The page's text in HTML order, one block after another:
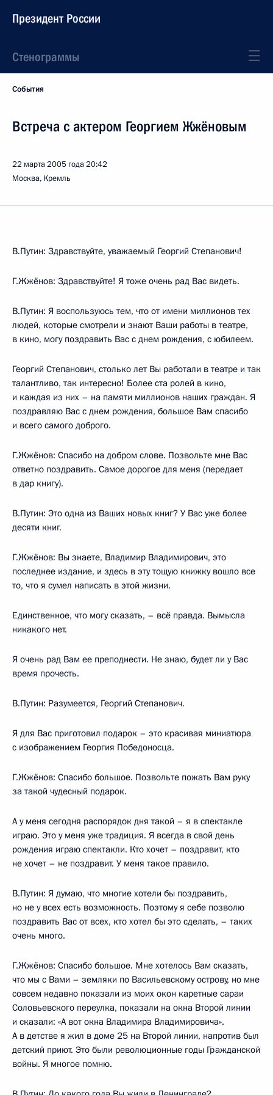
Президент России
Стенограммы
События
Встреча с актером Георгием Жжёновым
22 марта 2005 года20:42
Москва, Кремль
В.Путин: Здравствуйте, уважаемый Георгий Степанович!
Г.Жжёнов: Здравствуйте! Я тоже очень рад Вас видеть.
В.Путин: Я воспользуюсь тем, что от имени миллионов тех
людей, которые смотрели и знают Ваши работы в театре,
в кино, могу поздравить Вас с днем рождения, с юбилеем.
Георгий Степанович, столько лет Вы работали в театре и так
талантливо, так интересно! Более ста ролей в кино,
и каждая из них – на памяти миллионов наших граждан. Я
поздравляю Вас с днем рождения, большое Вам спасибо
и всего самого доброго.
Г.Жжёнов: Спасибо на добром слове. Позвольте мне Вас
ответно поздравить. Самое дорогое для меня (передает
в дар книгу).
В.Путин: Это одна из Ваших новых книг? У Вас уже более
десяти книг.
Г.Жжёнов: Вы знаете, Владимир Владимирович, это
последнее издание, и здесь в эту тощую книжку вошло все
то, что я сумел написать в этой жизни.
Единственное, что могу сказать, – всё правда. Вымысла
никакого нет.
Я очень рад Вам ее преподнести. Не знаю, будет ли у Вас
время прочесть.
В.Путин: Разумеется, Георгий Степанович.
Я для Вас приготовил подарок – это красивая миниатюра
с изображением Георгия Победоносца.
Г.Жжёнов: Спасибо большое. Позвольте пожать Вам руку
за такой чудесный подарок.
А у меня сегодня распорядок дня такой – я в спектакле
играю. Это у меня уже традиция. Я всегда в свой день
рождения играю спектакли. Кто хочет – поздравит, кто
не хочет – не поздравит. У меня такое правило.
В.Путин: Я думаю, что многие хотели бы поздравить,
но не у всех есть возможность. Поэтому я себе позволю
поздравить Вас от всех, кто хотел бы это сделать, – таких
очень много.
Г.Жжёнов: Спасибо большое. Мне хотелось Вам сказать,
что мы с Вами – земляки по Васильевскому острову, но мне
совсем недавно показали из моих окон каретные сараи
Соловьевского переулка, показали на окна Второй линии
и сказали: «А вот окна Владимира Владимировича».
А в детстве я жил в доме 25 на Второй линии, напротив был
детский приют. Это были революционные годы Гражданской
войны. Я многое помню.